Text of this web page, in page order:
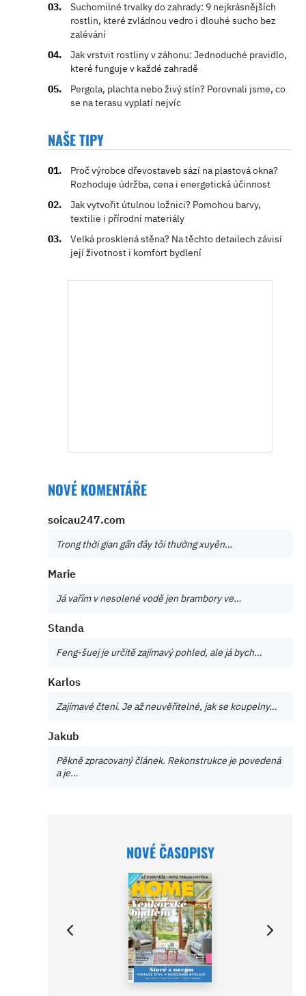
Suchomilné trvalky do zahrady: 9 nejkrásnějších
rostlin, které zvládnou vedro i dlouhé sucho bez
zalévání
Jak vrstvit rostliny v záhonu: Jednoduché pravidlo,
které funguje v každé zahradě
Pergola, plachta nebo živý stín? Porovnali jsme, co
se na terasu vyplatí nejvíc
NAŠE TIPY
Proč výrobce dřevostaveb sází na plastová okna?
Rozhoduje údržba, cena i energetická účinnost
Jak vytvořit útulnou ložnici? Pomohou barvy,
textilie i přírodní materiály
Velká prosklená stěna? Na těchto detailech závisí
její životnost i komfort bydlení
NOVÉ KOMENTÁŘE
soicau247.com
Trong thời gian gần đây tôi thường xuyên…
Marie
Já vařím v nesolené vodě jen brambory ve…
Standa
Feng-šuej je určitě zajímavý pohled, ale já bych…
Karlos
Zajímavé čtení. Je až neuvěřitelné, jak se koupelny…
Jakub
Pěkně zpracovaný článek. Rekonstrukce je povedená
a je…
NOVÉ ČASOPISY